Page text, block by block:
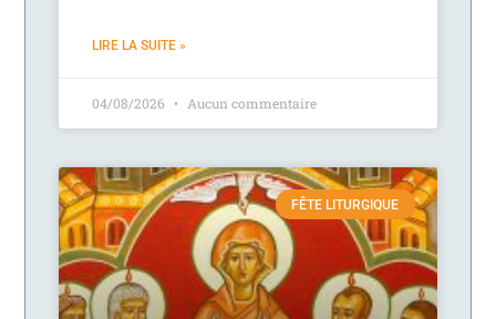
LIRE LA SUITE »
04/08/2026 Aucun commentaire
FÊTE LITURGIQUE